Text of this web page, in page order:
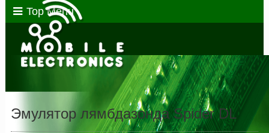
Top Menu
Эмулятор лямбдазонда Spider DL